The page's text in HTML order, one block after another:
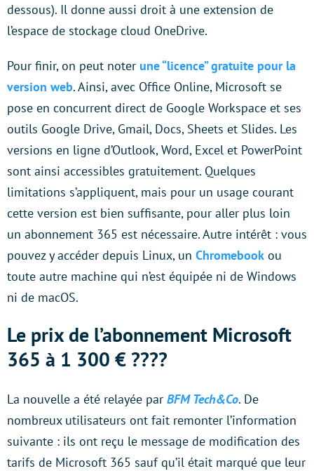
dessous). Il donne aussi droit à une extension de
l’espace de stockage cloud OneDrive.
Pour finir, on peut noter une “licence” gratuite pour la
version web. Ainsi, avec Office Online, Microsoft se
pose en concurrent direct de Google Workspace et ses
outils Google Drive, Gmail, Docs, Sheets et Slides. Les
versions en ligne d’Outlook, Word, Excel et PowerPoint
sont ainsi accessibles gratuitement. Quelques
limitations s’appliquent, mais pour un usage courant
cette version est bien suffisante, pour aller plus loin
un abonnement 365 est nécessaire. Autre intérêt : vous
pouvez y accéder depuis Linux, un Chromebook ou
toute autre machine qui n’est équipée ni de Windows
ni de macOS.
Le prix de l’abonnement Microsoft
365 à 1 300 € ????
La nouvelle a été relayée par BFM Tech&Co. De
nombreux utilisateurs ont fait remonter l’information
suivante : ils ont reçu le message de modification des
tarifs de Microsoft 365 sauf qu’il était marqué que leur